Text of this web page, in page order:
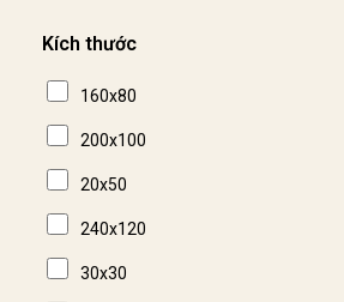
Kích thước
160x80
200x100
20x50
240x120
30x30